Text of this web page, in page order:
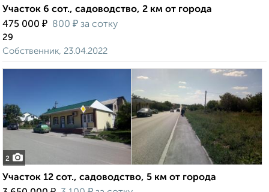
Участок 6 сот., садоводство, 2 км от города
475 000 ₽ 800 ₽ за сотку
29
Собственник, 23.04.2022
2
Участок 12 сот., садоводство, 5 км от города